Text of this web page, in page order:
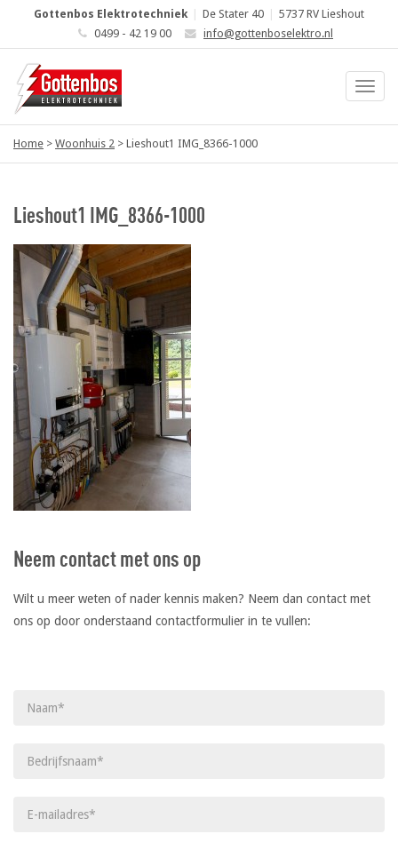
Gottenbos Elektrotechniek De Stater 40
5737 RV Lieshout
0499 - 42 19 00
info@gottenboselektro.nl
Home > Woonhuis 2 > Lieshout1 IMG_8366-1000
Lieshout1 IMG_8366-1000
Neem contact met ons op
Wilt u meer weten of nader kennis maken? Neem dan contact met
ons op door onderstaand contactformulier in te vullen: